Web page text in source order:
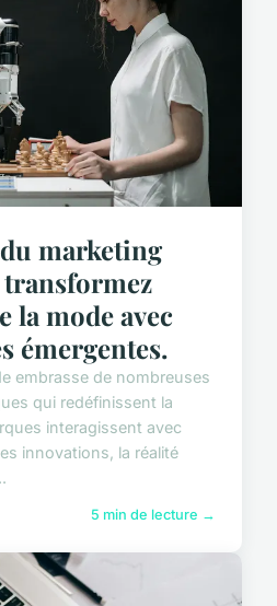
marketing
la mode avec
émergentes.
embrasse de nombreuses
qui redéfinissent la
interagissent avec
innovations, la réalité
5 min de lecture →